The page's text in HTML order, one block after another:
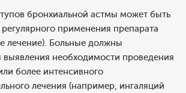
бронхиальной астмы может быть
применения препарата
лечение). Больные должны
выявления необходимости проведения
более интенсивного
лечения (например, ингаляций